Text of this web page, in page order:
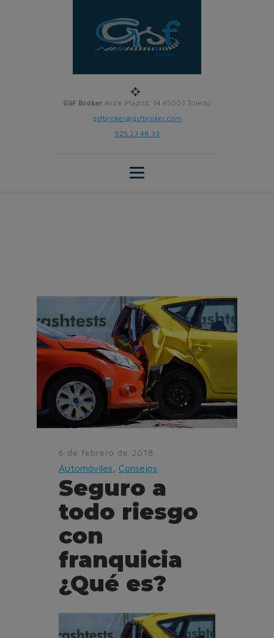
GSF Bróker Avda. Madrid, 14 45003 Toledo
gsfbroker@gsfbroker.com
925 23 48 33
6 de febrero de 2018
Automóviles Consejos
Seguro a
todo riesgo
con
franquicia
¿Qué es?